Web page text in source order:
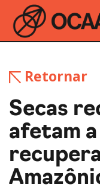
Retornar
Secas
afetam